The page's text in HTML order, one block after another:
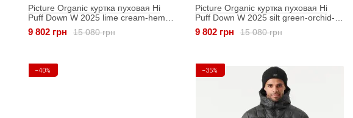
Picture Organic куртка пуховая Hi
Puff Down W 2025 lime cream-hemp-
roebuck S
15 080 грн
9 802 грн
Picture Organic куртка пуховая Hi
Puff Down W 2025 silt green-orchid-
blurry water print S
15 080 грн
9 802 грн
−40% −35%